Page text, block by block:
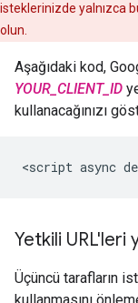
isteklerinizde yalnızca
olun.
Aşağıdaki kod,
YOUR_CLIENT_ID
kullanacağınızı
<script async
Yetkili URL'leri
Üçüncü tarafların